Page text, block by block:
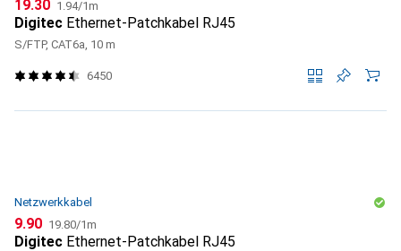
CHF
19.30 1.94/1m
Digitec Ethernet-Patchkabel RJ45
S/FTP, CAT6a, 10 m
6450
Netzwerkkabel
CHF
9.90 CHF
19.80/1m
Digitec Ethernet-Patchkabel RJ45